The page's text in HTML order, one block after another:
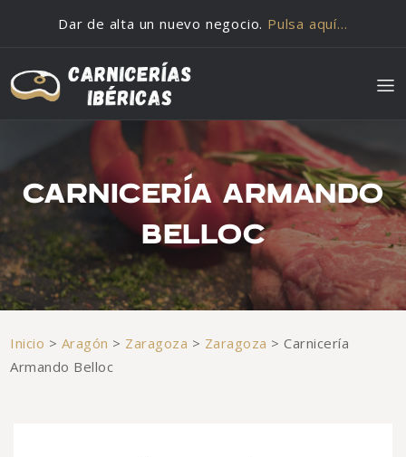
Dar de alta un nuevo negocio. Pulsa aquí…
CARNICERÍA ARMANDO
BELLOC
Inicio > Aragón > Zaragoza > Zaragoza >Carnicería
Armando Belloc